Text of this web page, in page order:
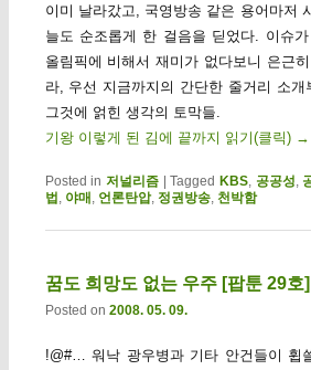
이미 날라갔고, 국영방송 같은 용어마저
늘도 순조롭게 한 걸음을 딛었다. 이슈
올림픽에 비해서 재미가 없다보니 은근
라, 우선 지금까지의 간단한 줄거리 소개
그것에 얽힌 생각의 토막들.
기왕 이렇게 된 김에 끝까지 읽기(클릭) →
Posted in 저널리즘 |Tagged KBS, 공공성,
법 , 야매 , 언론탄압, 정권방송, 천박함
꿈도 희망도 없는 우주 [팝툰 29호]
Posted on 2008. 05. 09.
!@#… 워낙 광우병과 기타 안건들이 휩